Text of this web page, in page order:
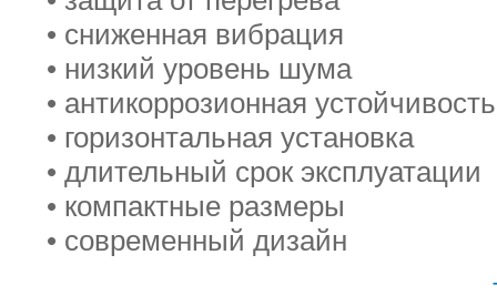
• сниженная вибрация
• низкий уровень шума
• антикоррозионная устойчивость
• горизонтальная установка
• длительный срок эксплуатации
• компактные размеры
• современный дизайн